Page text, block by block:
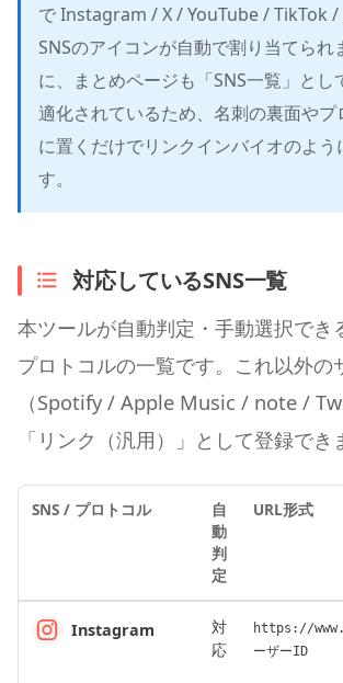
で Instagram / X / YouTube / TikTok /
SNSのアイコンが自動で割り当てられ
に、まとめページも「SNS一覧」とし
適化されているため、名刺の裏面やプ
に置くだけでリンクインバイオのよう
す。
対応しているSNS一覧
本ツールが自動判定・手動選択でき
プロトコルの一覧です。これ以外の
（Spotify / Apple Music / note /
「リンク（汎用）」として登録でき
SNS / プロトコル
自
動
判
定
URL形式
Instagram
対
応
https://
ーザーID